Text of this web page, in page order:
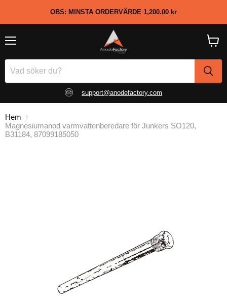
OBS: MINSTA ORDERVÄRDE 1,200.00 kr
support@anodefactory.com
Hem
Magnesiumanod varmvattenberedare för Junkers SO120,
B31184, 87099185050